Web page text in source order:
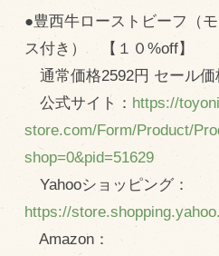
●豊西牛ローストビーフ（
ス付き） 【１０%off】
通常価格2592円 セール価
公式サイト： https://
store.com/Form/Product/
shop=0&pid=51629
Yahooショッピング：
https://
Amazon：